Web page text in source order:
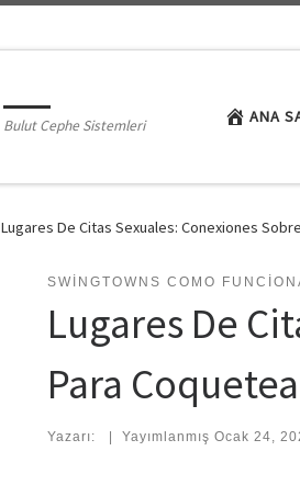
Bulut Cephe Sistemleri ANA
Lugares De Citas Sexuales: Conexiones
SWINGTOWNS COMO
Lugares De
Para
Yazarı: Yayımlanmış Ocak 24,